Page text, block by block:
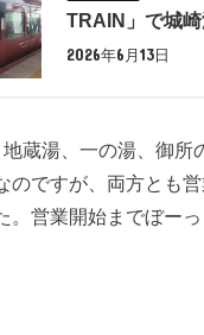
TRAIN」で城崎
2026年6月13日
蔵湯、一の湯、御所
のですが、両方とも
。営業開始までぼー